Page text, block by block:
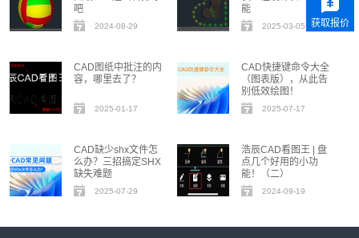
吧
2024-08-29
能
2025-03-05
CAD图纸中批注的内
容，哪里去了？
2025-01-17
CAD快捷键命令大全
（图表版），从此告
别低效绘图！
2025-07-17
CAD缺少shx文件怎
么办？三招搞定SHX
缺失难题
2025-07-29
浩辰CAD看图王 | 盘
点几个好用的小功
能！（二）
2024-09-19
获取报价